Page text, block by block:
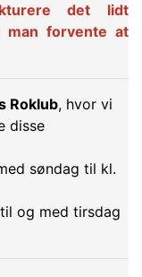
det lidt
man forvente at
Roklub, hvor vi
disse
søndag til kl.
og med tirsdag